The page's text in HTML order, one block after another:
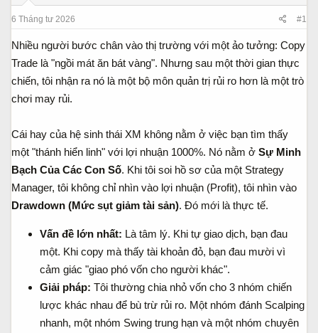
d
s
a
r
t
r
ắ
ầ
u
6 Tháng tư 2026 #1
Nhiều người bước chân vào thị trường với một ảo tưởng: Copy
Trade là "ngồi mát ăn bát vàng". Nhưng sau một thời gian thực
chiến, tôi nhận ra nó là một bộ môn quản trị rủi ro hơn là một trò
chơi may rủi.
Cái hay của hệ sinh thái XM không nằm ở việc bạn tìm thấy
một "thánh hiển linh" với lợi nhuận 1000%. Nó nằm ở Sự Minh
Bạch Của Các Con Số. Khi tôi soi hồ sơ của một Strategy
Manager, tôi không chỉ nhìn vào lợi nhuận (Profit), tôi nhìn vào
Drawdown (Mức sụt giảm tài sản). Đó mới là thực tế.
Vấn đề lớn nhất: Là tâm lý. Khi tự giao dịch, bạn đau
một. Khi copy mà thấy tài khoản đỏ, bạn đau mười vì
cảm giác "giao phó vốn cho người khác".
Giải pháp: Tôi thường chia nhỏ vốn cho 3 nhóm chiến
lược khác nhau để bù trừ rủi ro. Một nhóm đánh Scalping
nhanh, một nhóm Swing trung hạn và một nhóm chuyên